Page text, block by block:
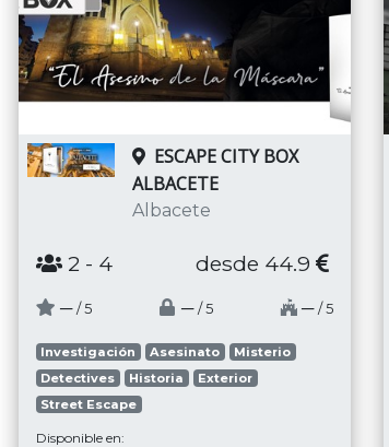
ESCAPE CITY BOX
ALBACETE
Albacete
2 - 4 desde 44.9
─ / 5 ─ / 5 ─ / 5
Investigación Asesinato
Misterio
Detectives
Historia
Exterior
Street Escape
Disponible en: